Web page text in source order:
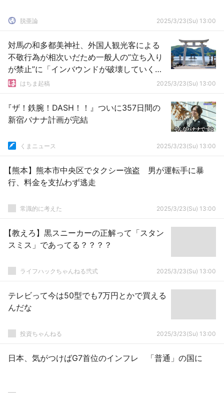
脱亜論 2025/3/23(Su) 13:00
対馬の和多都美神社、外国人観光客による
不敬行為が相次いだため一般人の”立ち入り
が禁止”に「インバウンドが破壊していくこ
とに遺憾の意」
はちま起稿 2025/3/23(Su) 13:00
『ザ！鉄腕！DASH！！』ついに357日間の
新宿バナナ計画が完結
くまニュース 2025/3/23(Su) 13:00
【熊本】熊本市中央区でタクシー強盗 男が運転手に暴
行、料金を支払わず逃走
常識的に考えた 2025/3/23(Su) 13:00
【教えろ】黒スニーカーの正解って「スタン
スミス」であってる？？？？
ライフハックちゃんねる弐式 2025/3/23(Su) 13:00
テレビって今は50型でも7万円とかで買える
んだな
投資ちゃんねる 2025/3/23(Su) 13:00
日本、気がつけばG7首位のインフレ 「普通」の国に